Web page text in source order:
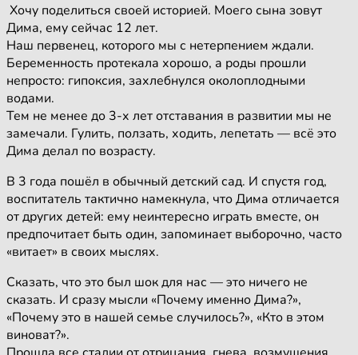
Хочу поделиться своей историей. Моего сына зовут
Дима, ему сейчас 12 лет.
Наш первенец, которого мы с нетерпением ждали.
Беременность протекала хорошо, а роды прошли
непросто: гипоксия, захлебнулся околоплодными
водами.
Тем не менее до 3-х лет отставания в развитии мы не
замечали. Гулить, ползать, ходить, лепетать — всё это
Дима делал по возрасту.
В 3 года пошёл в обычный детский сад. И спустя год,
воспитатель тактично намекнула, что Дима отличается
от других детей: ему неинтересно играть вместе, он
предпочитает быть один, запоминает выборочно, часто
«витает» в своих мыслях.
Сказать, что это был шок для нас — это ничего не
сказать. И сразу мысли «Почему именно Дима?»,
«Почему это в нашей семье случилось?», «Кто в этом
виноват?».